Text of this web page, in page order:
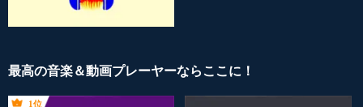
最高の音楽＆動画プレーヤーならここに！
1位